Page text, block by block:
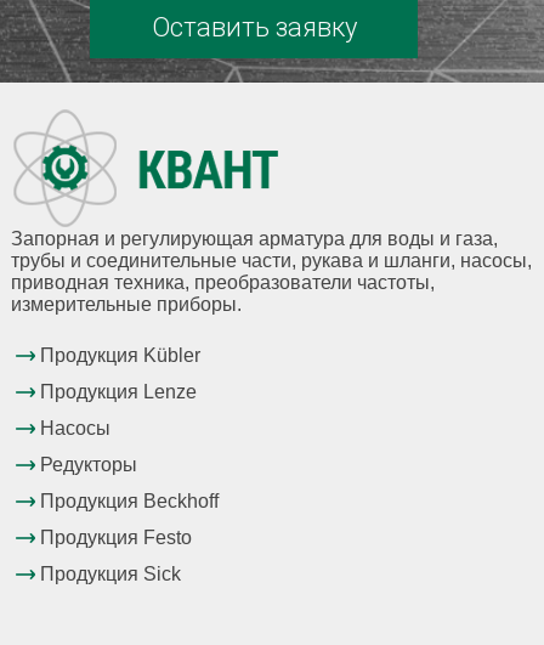
Оставить заявку
Запорная и регулирующая арматура для воды и газа,
трубы и соединительные части, рукава и шланги, насосы,
приводная техника, преобразователи частоты,
измерительные приборы.
Продукция Kübler
Продукция Lenze
Насосы
Редукторы
Продукция Beckhoff
Продукция Festo
Продукция Sick